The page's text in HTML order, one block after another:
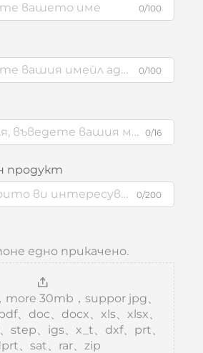
0/100
0/100
0/16
продукт
0/200
едно прикачено.
more 30mb，suppor jpg、
、doc、docx、xls、xlsx、
step、igs、x_t、dxf、prt、
、sat、rar、zip